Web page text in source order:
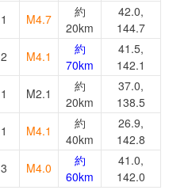
1 M4.7
約
20km
42.0,
144.7
2 M4.1
約
70km
41.5,
142.1
1 M2.1
約
20km
37.0,
138.5
1 M4.1
約
40km
26.9,
142.8
3 M4.0
約
60km
41.0,
142.0